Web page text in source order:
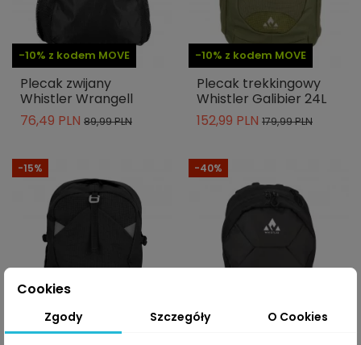
-10% z kodem MOVE
Plecak zwijany
Whistler Wrangell
76,49 PLN 89,99 PLN
-10% z kodem MOVE
Plecak trekkingowy
Whistler Galibier 24L
152,99 PLN 179,99 PLN
-15% -40%
Cookies
Zgody Szczegóły O Cookies